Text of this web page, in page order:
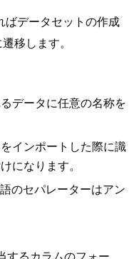
ばデータセットの作成
移します。
データに任意の名称を
インポートした際に識
になります。
のセパレーターはアン